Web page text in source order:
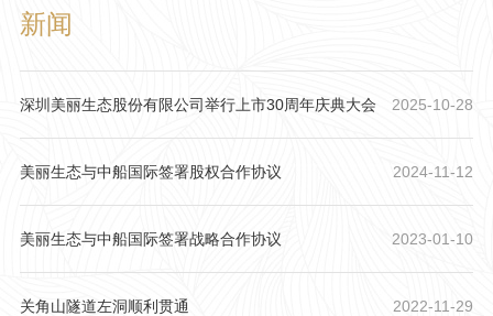
新闻
深圳美丽生态股份有限公司举行上市30周年庆典大会 2025-10-28
美丽生态与中船国际签署股权合作协议 2024-11-12
美丽生态与中船国际签署战略合作协议 2023-01-10
关角山隧道左洞顺利贯通 2022-11-29